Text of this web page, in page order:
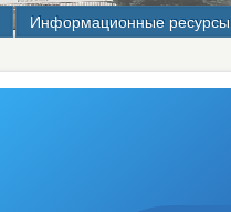
Информационные ресурсы